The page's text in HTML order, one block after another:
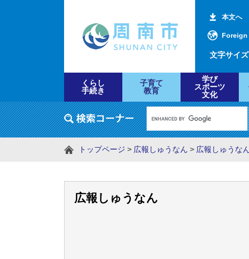
本文へ
文字サイズ
くらし
手続き
子育て
教育
学び
スポーツ
文化
トップページ > 広報しゅうなん > 広報しゅうな
広報しゅうなん